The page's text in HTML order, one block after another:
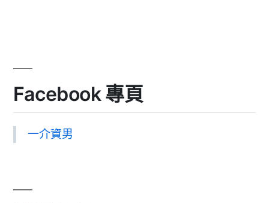
Cash）〉
Facebook 專頁
一介資男